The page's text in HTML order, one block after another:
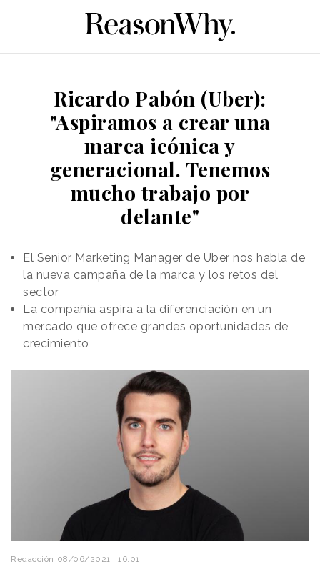
Ricardo Pabón (Uber):
"Aspiramos a crear una
marca icónica y
generacional. Tenemos
mucho trabajo por
delante"
El Senior Marketing Manager de Uber nos habla de
la nueva campaña de la marca y los retos del
sector
La compañía aspira a la diferenciación en un
mercado que ofrece grandes oportunidades de
crecimiento
Redacción 08/06/2021 · 16:01